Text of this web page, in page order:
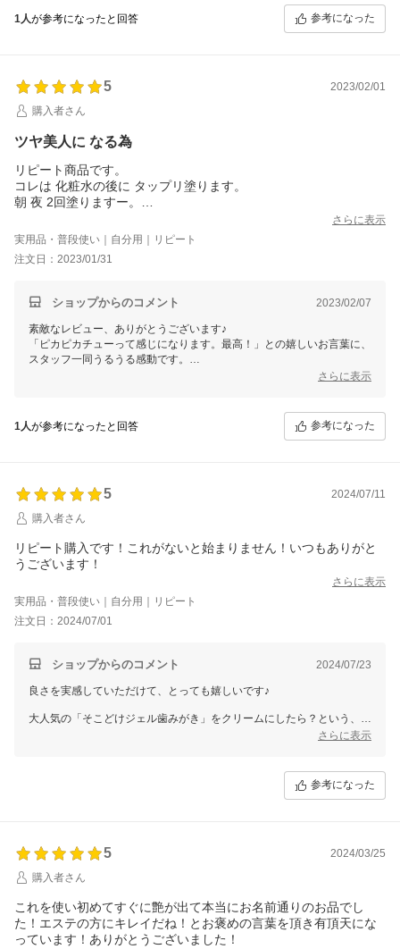
塗り方ひとつ使い方ひとつで感じ方や効果が変わりますので、何でも
オーロラひとりさんカフェ
1人が参考になったと回答 参考になった
5
2023/02/01
購入者さん
ツヤ美人に なる為
リピート商品です。
コレは 化粧水の後に タップリ塗ります。
朝 夜 2回塗りますー。
乾燥知らず テクスチャは少し固めですが 肌に付けることで ゆる
くなるので困ってはいないです。 ピカピカチューって感じになり
さらに表示
実用品・普段使い｜自分用｜リピート
注文日：2023/01/31
ショップからのコメント 2023/02/07
素敵なレビュー、ありがとうございます♪
「ピカピカチューって感じになります。最高！」との嬉しいお言葉に、
スタッフ一同うるうる感動です。
望む自分と出逢う お手伝いをさせていただくことが、私たちオーロラ
銀座まるかん専門店オーロラ
さらに表示
1人が参考になったと回答 参考になった
5
2024/07/11
購入者さん
リピート購入です！これがないと始まりません！いつもありがと
うございます！
さらに表示
実用品・普段使い｜自分用｜リピート
注文日：2024/07/01
ショップからのコメント 2024/07/23
良さを実感していただけて、とっても嬉しいです♪
大人気の「そこどけジェル歯みがき」をクリームにしたら？という、奇
さらに表示
参考になった
5
2024/03/25
購入者さん
これを使い初めてすぐに艶が出て本当にお名前通りのお品でし
た！エステの方にキレイだね！とお褒めの言葉を頂き有頂天にな
っています！ありがとうございました！